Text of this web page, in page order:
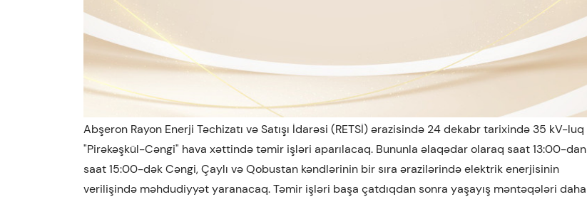
Abşeron Rayon Enerji Təchizatı və Satışı İdarəsi (RETSİ) ərazisində 24 dekabr tarixində 35 kV-luq
"Pirəkəşkül-Cəngi" hava xəttində təmir işləri aparılacaq. Bununla əlaqədar olaraq saat 13:00-dan
saat 15:00-dək Cəngi, Çaylı və Qobustan kəndlərinin bir sıra ərazilərində elektrik enerjisinin
verilişində məhdudiyyət yaranacaq. Təmir işləri başa çatdıqdan sonra yaşayış məntəqələri daha